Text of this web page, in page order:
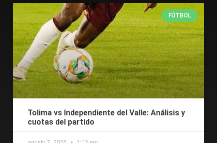
FÚTBOL
Tolima vs Independiente del Valle: Análisis y
cuotas del partido